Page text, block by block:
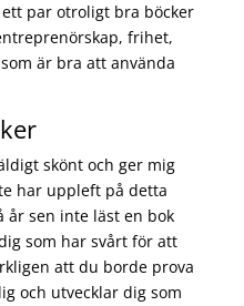
par otroligt bra böcker
frihet,
är bra att använda
skönt och ger mig
har uppleft på detta
år sen inte läst en bok
som har svårt för att
att du borde prova
och utvecklar dig som